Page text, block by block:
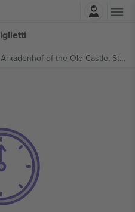
of the Old Castle, Stuttgart, Germany